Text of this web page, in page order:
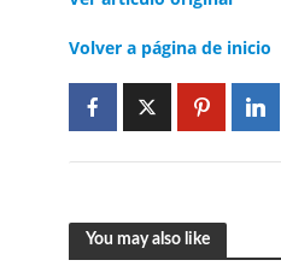
Volver a página de inicio
You may also like